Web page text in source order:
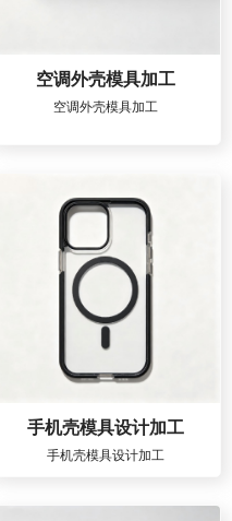
空调外壳模具加工
空调外壳模具加工
手机壳模具设计加工
手机壳模具设计加工